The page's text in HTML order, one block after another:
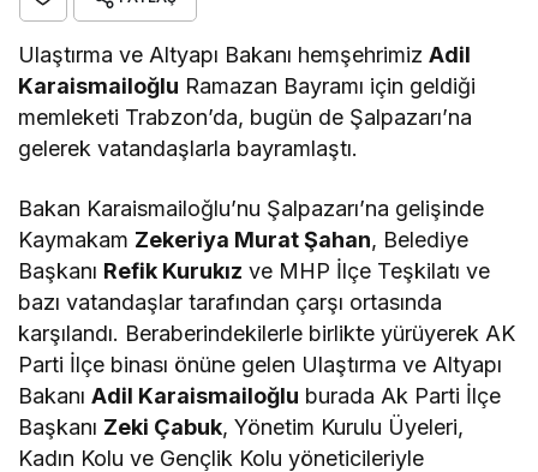
Ulaştırma ve Altyapı Bakanı hemşehrimizAdil
Karaismailoğlu Ramazan Bayramı için geldiği
memleketi Trabzon’da, bugün de Şalpazarı’na
gelerek vatandaşlarla bayramlaştı.
Bakan Karaismailoğlu’nu Şalpazarı’na gelişinde
Kaymakam Zekeriya Murat Şahan, Belediye
Başkanı Refik Kurukız ve MHP İlçe Teşkilatı ve
bazı vatandaşlar tarafından çarşı ortasında
karşılandı. Beraberindekilerle birlikte yürüyerek AK
Parti İlçe binası önüne gelen Ulaştırma ve Altyapı
BakanıAdil Karaismailoğlu burada Ak Parti İlçe
Başkanı Zeki Çabuk, Yönetim Kurulu Üyeleri,
Kadın Kolu ve Gençlik Kolu yöneticileriyle